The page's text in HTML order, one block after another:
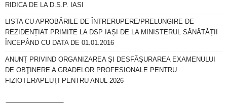
RIDICA DE LA D.S.P. IASI
LISTA CU APROBĂRILE DE ÎNTRERUPERE/PRELUNGIRE DE
REZIDENȚIAT PRIMITE LA DSP IAȘI DE LA MINISTERUL SĂNĂTĂȚII
ÎNCEPÂND CU DATA DE 01.01.2016
ANUNȚ PRIVIND ORGANIZAREA ŞI DESFĂŞURAREA EXAMENULUI
DE OBŢINERE A GRADELOR PROFESIONALE PENTRU
FIZIOTERAPEUŢI PENTRU ANUL 2026